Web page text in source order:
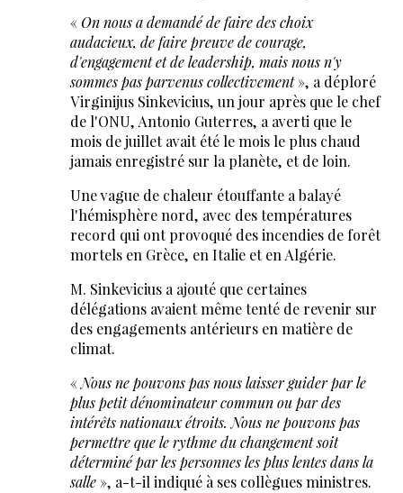
« On nous a demandé de faire des choix
audacieux, de faire preuve de courage,
d'engagement et de leadership, mais nous n'y
sommes pas parvenus collectivement», a déploré
Virginijus Sinkevicius, un jour après que le chef
de l'ONU, Antonio Guterres, a averti que le
mois de juillet avait été le mois le plus chaud
jamais enregistré sur la planète, et de loin.
Une vague de chaleur étouffante a balayé
l'hémisphère nord, avec des températures
record qui ont provoqué des incendies de forêt
mortels en Grèce, en Italie et en Algérie.
M. Sinkevicius a ajouté que certaines
délégations avaient même tenté de revenir sur
des engagements antérieurs en matière de
climat.
«Nous ne pouvons pas nous laisser guider par le
plus petit dénominateur commun ou par des
intérêts nationaux étroits. Nous ne pouvons pas
permettre que le rythme du changement soit
déterminé par les personnes les plus lentes dans la
salle», a-t-il indiqué à ses collègues ministres.